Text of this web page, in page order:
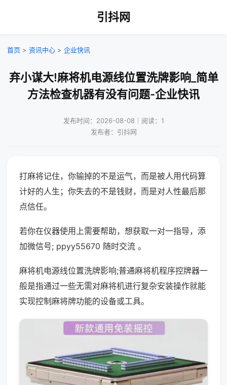
引抖网
首页 > 资讯中心 > 企业快讯
弃小谋大!麻将机电源线位置洗牌影响_简单
方法检查机器有没有问题-企业快讯
发布时间：2026-08-08｜阅读：1
发布者：引抖网
打麻将记住，你输掉的不是运气，而是被人用代码算
计好的人生；你失去的不是钱财，而是对人性最后那
点信任。
若你在仪器使用上需要帮助，想获取一对一指导，添
加微信号; ppyy55670 随时交流 。
麻将机电源线位置洗牌影响;普通麻将机程序控牌器一
般是指通过一些无需对麻将机进行复杂安装操作就能
实现控制麻将牌功能的设备或工具。